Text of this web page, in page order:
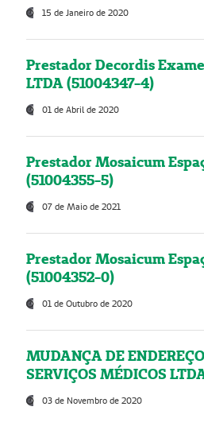
15 de Janeiro de 2020
Prestador Decordis
LTDA (51004347-4)
01 de Abril de 2020
Prestador Mosaicum
(51004355-5)
07 de Maio de 2021
Prestador Mosaicum
(51004352-0)
01 de Outubro de 2020
MUDANÇA DE
SERVIÇOS MÉDICOS
03 de Novembro de 2020